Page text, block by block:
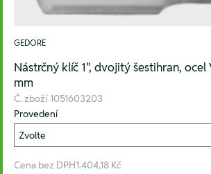
GEDORE
Nástrčný klíč 1", dvojitý šestihran,
mm
Č. zboží 1051603203
Provedení
Cena bez DPH1.404,18 Kč